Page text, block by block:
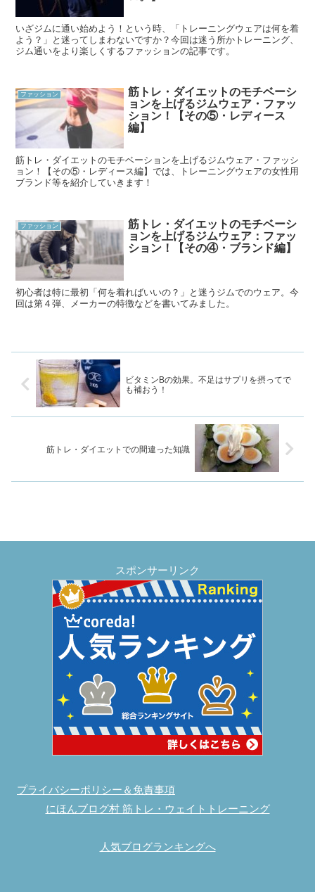
いざジムに通い始めよう！という時、「トレーニングウェアは何を着
よう？」と迷ってしまわないですか？今回は迷う所かトレーニング、
ジム通いをより楽しくするファッションの記事です。
ファッション
筋トレ・ダイエットのモチベーシ
ョンを上げるジムウェア・ファッ
ション！【その⑤・レディース
編】
筋トレ・ダイエットのモチベーションを上げるジムウェア・ファッシ
ョン！【その⑤・レディース編】では、トレーニングウェアの女性用
ブランド等を紹介していきます！
ファッション
筋トレ・ダイエットのモチベーシ
ョンを上げるジムウェア：ファッ
ション！【その④・ブランド編】
初心者は特に最初「何を着ればいいの？」と迷うジムでのウェア。今
回は第４弾、メーカーの特徴などを書いてみました。
ビタミンBの効果。不足はサプリを摂ってで
も補おう！
筋トレ・ダイエットでの間違った知識
スポンサーリンク
プライバシーポリシー＆免責事項
にほんブログ村 筋トレ・ウェイトトレーニング
人気ブログランキングへ